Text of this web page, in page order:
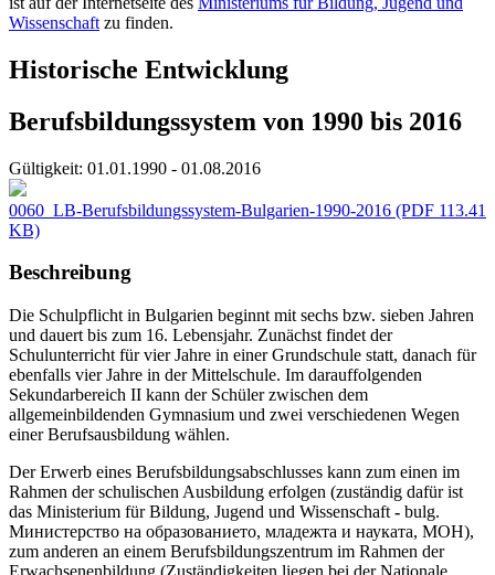
Wissenschaft zu finden.
Historische Entwicklung
Berufsbildungssystem von 1990 bis 2016
Gültigkeit: 01.01.1990 - 01.08.2016
0060_LB-Berufsbildungssystem-Bulgarien-1990-2016 (PDF 113.41
KB)
Beschreibung
Die Schulpflicht in Bulgarien beginnt mit sechs bzw. sieben Jahren
und dauert bis zum 16. Lebensjahr. Zunächst findet der
Schulunterricht für vier Jahre in einer Grundschule statt, danach für
ebenfalls vier Jahre in der Mittelschule. Im darauffolgenden
Sekundarbereich II kann der Schüler zwischen dem
allgemeinbildenden Gymnasium und zwei verschiedenen Wegen
einer Berufsausbildung wählen.
Der Erwerb eines Berufsbildungsabschlusses kann zum einen im
Rahmen der schulischen Ausbildung erfolgen (zuständig dafür ist
das Ministerium für Bildung, Jugend und Wissenschaft - bulg.
Министерство на образованието, младежта и науката, MOH),
zum anderen an einem Berufsbildungszentrum im Rahmen der